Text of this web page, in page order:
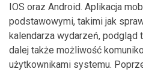
IOS oraz Android. Aplikacja
podstawowymi, takimi jak
kalendarza wydarzeń, podgląd
dalej także możliwość
użytkownikami systemu.